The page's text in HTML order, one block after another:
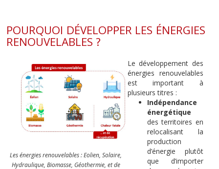
POURQUOI DÉVELOPPER LES ÉNERGIES
RENOUVELABLES ?
Les énergies renouvelables : Eolien, Solaire,
Hydraulique, Biomasse, Géothermie, et de
Le développement des
énergies renouvelables
est important à
plusieurs titres :
Indépendance
énergétique
des territoires en
relocalisant la
production
d’énergie plutôt
que d’importer